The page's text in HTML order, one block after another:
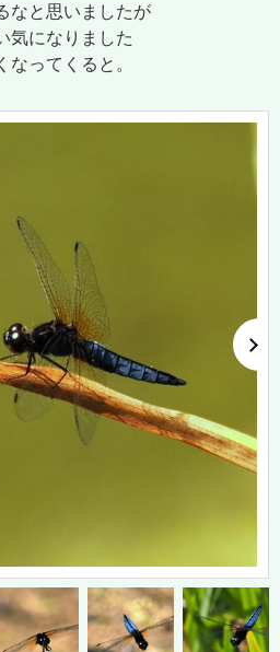
なと思いましたが
気になりました
なってくると。